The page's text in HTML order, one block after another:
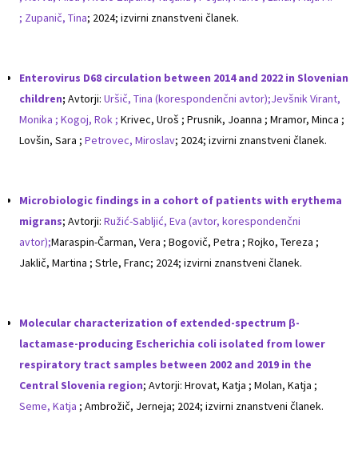
; Zupanič, Tina; 2024; izvirni znanstveni članek.
Enterovirus D68 circulation between 2014 and 2022 in Slovenian
children; Avtorji: Uršič, Tina (korespondenčni avtor);Jevšnik Virant,
Monika ; Kogoj, Rok ; Krivec, Uroš ; Prusnik, Joanna ; Mramor, Minca ;
Lovšin, Sara ; Petrovec, Miroslav; 2024; izvirni znanstveni članek.
Microbiologic findings in a cohort of patients with erythema
migrans; Avtorji: Ružić-Sabljić, Eva (avtor, korespondenčni
avtor);Maraspin-Čarman, Vera ; Bogovič, Petra ; Rojko, Tereza ;
Jaklič, Martina ; Strle, Franc; 2024; izvirni znanstveni članek.
Molecular characterization of extended-spectrum β-
lactamase-producing Escherichia coli isolated from lower
respiratory tract samples between 2002 and 2019 in the
Central Slovenia region; Avtorji: Hrovat, Katja ; Molan, Katja ;
Seme, Katja ; Ambrožič, Jerneja; 2024; izvirni znanstveni članek.